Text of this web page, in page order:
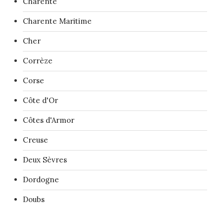
Charente Maritime
Cher
Corrèze
Corse
Côte d'Or
Côtes d'Armor
Creuse
Deux Sèvres
Dordogne
Doubs